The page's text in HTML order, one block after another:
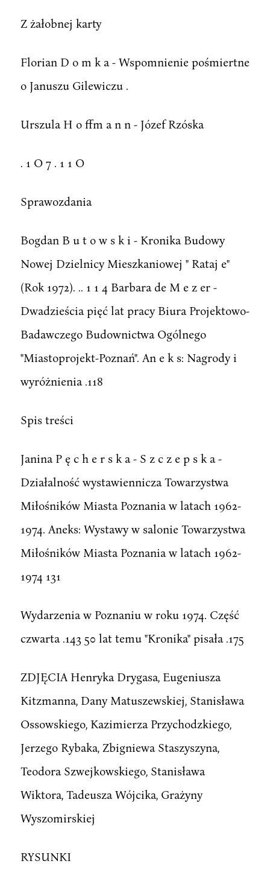
Z żałobnej karty
Florian D o m k a - Wspomnienie pośmiertne
o Januszu Gilewiczu .
Urszula H o ffm a n n - Józef Rzóska
. 1 O 7 . 1 1 O
Sprawozdania
Bogdan B u t o w s k i - Kronika Budowy
Nowej Dzielnicy Mieszkaniowej " Rataj e"
(Rok 1972). .. 1 1 4 Barbara de M e z er -
Dwadzieścia pięć lat pracy Biura Projektowo-
Badawczego Budownictwa Ogólnego
"Miastoprojekt-Poznań". An e k s: Nagrody i
wyróżnienia .118
Spis treści
Janina P ę c h e r s k a - S z c z e p s k a -
Działalność wystawiennicza Towarzystwa
Miłośników Miasta Poznania w latach 1962-
1974. Aneks: Wystawy w salonie Towarzystwa
Miłośników Miasta Poznania w latach 1962-
1974 131
Wydarzenia w Poznaniu w roku 1974. Część
czwarta .143 50 lat temu "Kronika" pisała .175
ZDJĘCIA Henryka Drygasa, Eugeniusza
Kitzmanna, Dany Matuszewskiej, Stanisława
Ossowskiego, Kazimierza Przychodzkiego,
Jerzego Rybaka, Zbigniewa Staszyszyna,
Teodora Szwejkowskiego, Stanisława
Wiktora, Tadeusza Wójcika, Grażyny
Wyszomirskiej
RYSUNKI